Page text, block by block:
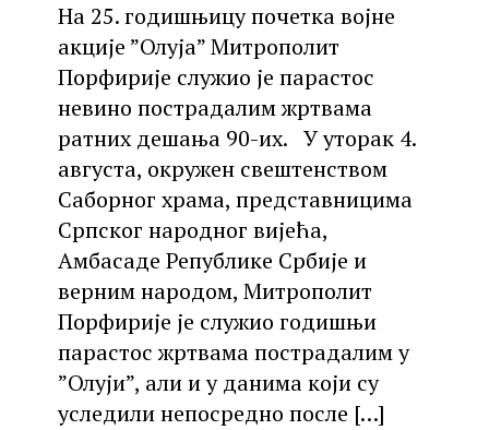
На 25. годишњицу почетка војне
акције ”Олуја” Митрополит
Порфирије служио је парастос
невино пострадалим жртвама
ратних дешања 90-их. У уторак 4.
августа, окружен свештенством
Саборног храма, представницима
Српског народног вијећа,
Амбасаде Републике Србије и
верним народом, Митрополит
Порфирије је служио годишњи
парастос жртвама пострадалим у
”Олуји”, али и у данима који су
уследили непосредно после […]